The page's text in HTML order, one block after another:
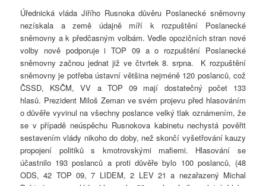
Úřednická vláda Jiřího Rusnoka důvěru Poslanecké sněmovny
nezískala a země údajně míří k rozpuštění Poslanecké
sněmovny a k předčasným volbám. Vedle opozičních stran nové
volby nově podporuje i TOP 09 a o rozpuštění Poslanecké
sněmovny začnou jednat již ve čtvrtek 8. srpna. K rozpuštění
sněmovny je potřeba ústavní většina nejméně 120 poslanců, což
ČSSD, KSČM, VV a TOP 09 mají dostatečný počet 133
hlasů. Prezident Miloš Zeman ve svém projevu před hlasováním
o důvěře vyvinul na všechny poslance velký tlak oznámením, že
se v případě neúspěchu Rusnokova kabinetu nechystá pověřit
sestavením vlády nikoho do doby, než skončí vyšetřování kauzy
propojení politiků s kmotrovskými mafiemi. Hlasování se
účastnilo 193 poslanců a proti důvěře bylo 100 poslanců, (48
ODS, 42 TOP 09, 7 LIDEM, 2 LEV 21 a nezařazený Michal